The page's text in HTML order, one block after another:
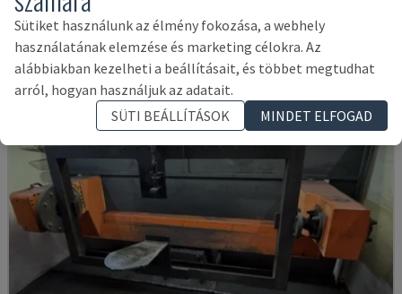
Sütiket használunk az élmény fokozása, a webhely
használatának elemzése és marketing célokra. Az
alábbiakban kezelheti a beállításait, és többet megtudhat
arról, hogyan használjuk az adatait.
SÜTI BEÁLLÍTÁSOK
MINDET ELFOGAD